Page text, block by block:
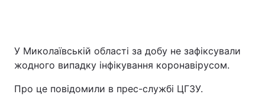
У Миколаївській області за добу не зафіксували
жодного випадку інфікування коронавірусом.
Про це повідомили в прес-службі ЦГЗУ.